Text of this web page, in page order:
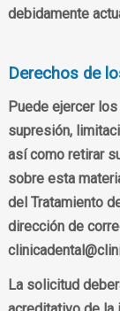
debidamente
Derechos de
Puede ejercer
supresión,
así como retirar
sobre esta
del Tratamiento
dirección de
La solicitud